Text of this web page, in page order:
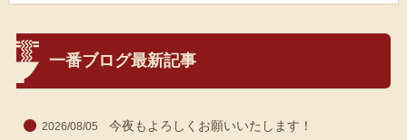
一番ブログ最新記事
2026/08/05 今夜もよろしくお願いいたします！